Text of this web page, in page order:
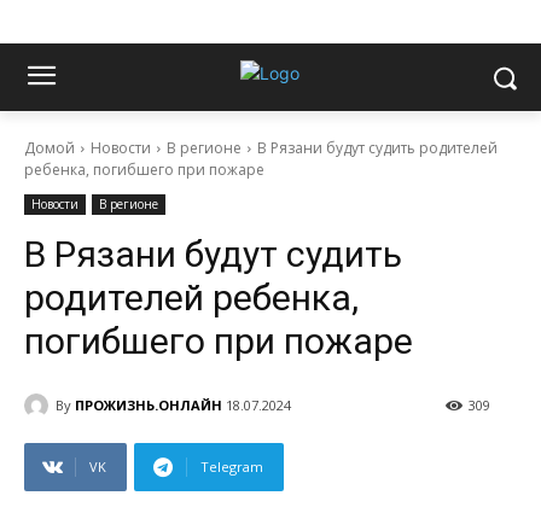
Домой Новости В регионе
В Рязани будут судить родителей
ребенка, погибшего при пожаре
Новости В регионе
В Рязани будут судить
родителей ребенка,
погибшего при пожаре
By ПРОЖИЗНЬ.ОНЛАЙН 18.07.2024 309
VK Telegram